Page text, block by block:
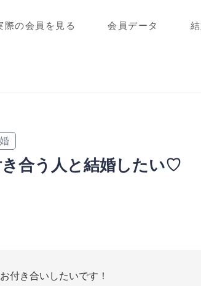
際の会員を見る 会員データ
合う人と結婚したい♡
付き合いしたいです！